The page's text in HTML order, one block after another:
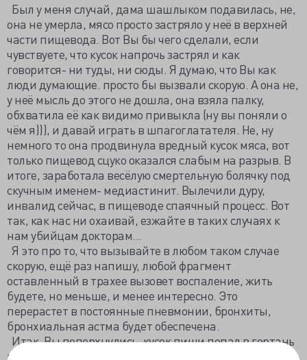
Был у меня случай, дама шашлыком подавилась, не,
она не умерла, мясо просто застряло у неё в верхней
части пищевода. Вот Вы бы чего сделали, если
чувствуете, что кусок напрочь застрял и как
говорится- ни туды, ни сюды. Я думаю, что Вы как
люди думающие. просто бы вызвали скорую. А она не,
у неё мысль до этого не дошла, она взяла палку,
обхватила её как видимо привыкла (ну вы поняли о
чём я))), и давай играть в шпагоглатателя. Не, ну
немного то она продвинула вредный кусок мяса, вот
только пищевод сцуко оказался слабым на разрыв. В
итоге, заработала весёлую смертельную болячку под
скучным именем- медиастинит. Вылечили дуру,
инвалид сейчас, в пищеводе спаячный процесс. Вот
так, как нас ни охаивай, езжайте в таких случаях к
нам убийцам докторам...
Я это про то, что вызывайте в любом таком случае
скорую, ещё раз напишу, любой фрагмент
оставленный в трахее вызовет воспаление, жить
будете, но меньше, и менее интересно. Это
перерастет в постоянные пневмонии, бронхиты,
бронхиальная астма будет обеспечена.
Итак, Вы поперхнулись, кусок пищи попал в гортань
и перекрыл дыхательные пути, кашляйте, если это